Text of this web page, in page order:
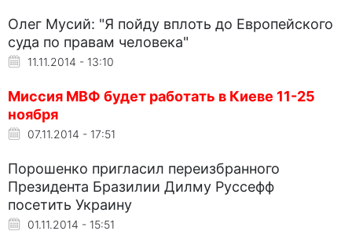
Олег Мусий: "Я пойду вплоть до Европейского
суда по правам человека"
11.11.2014 - 13:10
Миссия МВФ будет работать в Киеве 11-25
ноября
07.11.2014 - 17:51
Порошенко пригласил переизбранного
Президента Бразилии Дилму Руссефф
посетить Украину
01.11.2014 - 15:51